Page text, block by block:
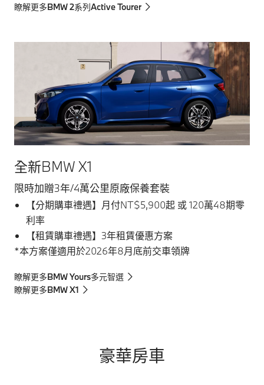
瞭解更多BMW 2系列Active Tourer
全新BMW X1
限時加贈3年/4萬公里原廠保養套裝
【分期購車禮遇】月付NT$5,900起 或 120萬48期零
利率
【租賃購車禮遇】3年租賃優惠方案
*本方案僅適用於2026年8月底前交車領牌
瞭解更多BMW Yours多元智選
瞭解更多BMW X1
豪華房車